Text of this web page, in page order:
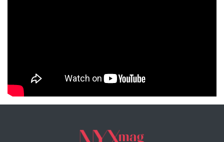
NYXmag 2. Yaş Kutlama Etkinliği